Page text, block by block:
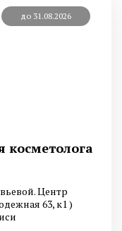
до 31.08.2026
косметолога
Центр
63, к1 )